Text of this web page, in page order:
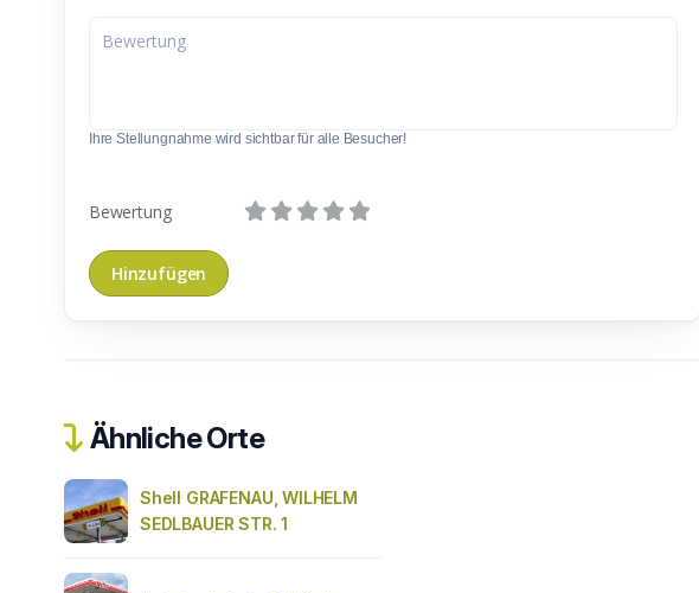
Ihre Stellungnahme wird sichtbar für alle Besucher!
Bewertung
Ähnliche Orte
Shell GRAFENAU, WILHELM
SEDLBAUER STR. 1